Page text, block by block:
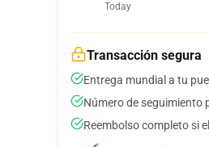
Today
Transacción segura
Entrega mundial a tu
Número de
Reembolso completo si